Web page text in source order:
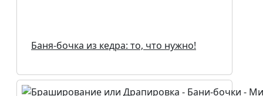
Баня-бочка из кедра: то, что нужно!